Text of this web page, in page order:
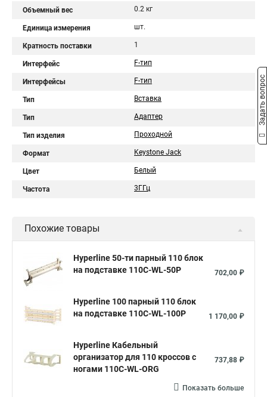
Объемный вес 0.2 кг
Единица измерения шт.
Кратность поставки 1
Интерфейс F-тип
Интерфейсы F-тип
Тип Вставка
Тип Адаптер
Тип изделия Проходной
Формат Keystone Jack
Цвет Белый
Частота 3ГГц
Похожие товары
Hyperline 50-ти парный 110 блок
на подставке 110C-WL-50P
702,00 ₽
Hyperline 100 парный 110 блок
на подставке 110C-WL-100P
1 170,00 ₽
Hyperline Кабельный
организатор для 110 кроссов с
ногами 110C-WL-ORG
737,88 ₽
Показать больше
Задать вопрос